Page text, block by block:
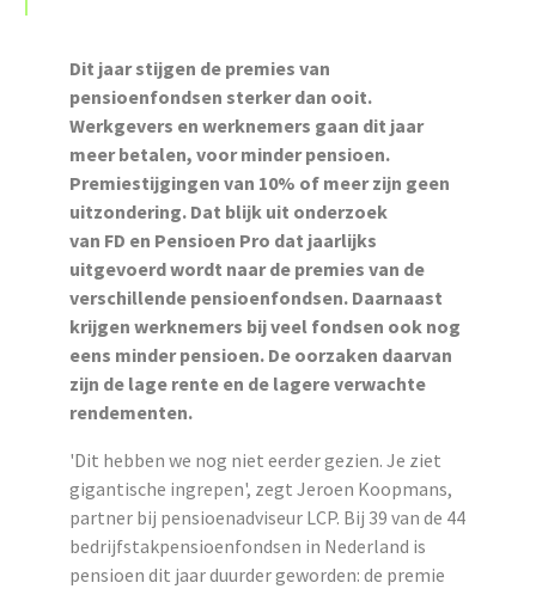
Dit jaar stijgen de premies van
pensioenfondsen sterker dan ooit.
Werkgevers en werknemers gaan dit jaar
meer betalen, voor minder pensioen.
Premiestijgingen van 10% of meer zijn geen
uitzondering. Dat blijk uit onderzoek
van FD en Pensioen Pro dat jaarlijks
uitgevoerd wordt naar de premies van de
verschillende pensioenfondsen. Daarnaast
krijgen werknemers bij veel fondsen ook nog
eens minder pensioen. De oorzaken daarvan
zijn de lage rente en de lagere verwachte
rendementen.
'Dit hebben we nog niet eerder gezien. Je ziet
gigantische ingrepen', zegt Jeroen Koopmans,
partner bij pensioenadviseur LCP. Bij 39 van de 44
bedrijfstakpensioenfondsen in Nederland is
pensioen dit jaar duurder geworden: de premie